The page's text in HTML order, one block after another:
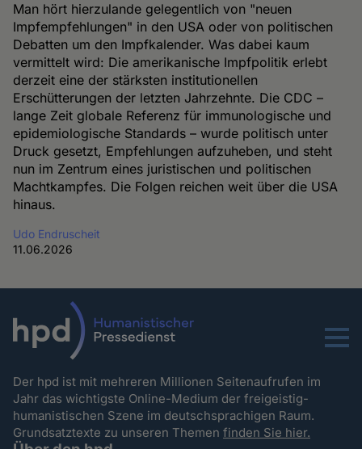
Man hört hierzulande gelegentlich von "neuen
Impfempfehlungen" in den USA oder von politischen
Debatten um den Impfkalender. Was dabei kaum
vermittelt wird: Die amerikanische Impfpolitik erlebt
derzeit eine der stärksten institutionellen
Erschütterungen der letzten Jahrzehnte. Die CDC –
lange Zeit globale Referenz für immunologische und
epidemiologische Standards – wurde politisch unter
Druck gesetzt, Empfehlungen aufzuheben, und steht
nun im Zentrum eines juristischen und politischen
Machtkampfes. Die Folgen reichen weit über die USA
hinaus.
Udo Endruscheit
11.06.2026
Menu
Der hpd ist mit mehreren Millionen Seitenaufrufen im
Jahr das wichtigste Online-Medium der freigeistig-
humanistischen Szene im deutschsprachigen Raum.
Grundsatztexte zu unseren Themenfinden Sie hier.